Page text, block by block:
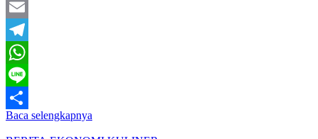
Twitter
Email
Telegram
WhatsApp
Line
Share
Baca selengkapnya